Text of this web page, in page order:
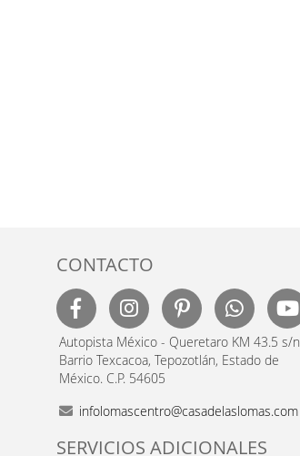
CONTACTO
Autopista México - Queretaro KM 43.5 s/n
Barrio Texcacoa, Tepozotlán, Estado de
México. C.P. 54605
infolomascentro@casadelaslomas.com
SERVICIOS ADICIONALES